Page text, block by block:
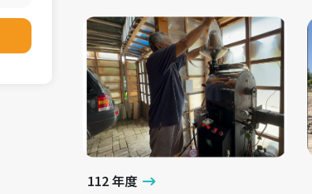
112 年度